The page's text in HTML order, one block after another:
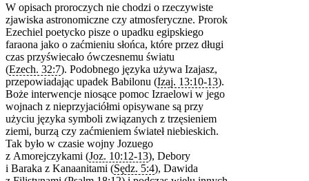
W opisach proroczych nie chodzi o rzeczywiste
zjawiska astronomiczne czy atmosferyczne. Prorok
Ezechiel poetycko pisze o upadku egipskiego
faraona jako o zaćmieniu słońca, które przez długi
czas przyświecało ówczesnemu światu
(Ezech. 32:7). Podobnego języka używa Izajasz,
przepowiadając upadek Babilonu (Izaj. 13:10‑13).
Boże interwencje niosące pomoc Izraelowi w jego
wojnach z nieprzyjaciółmi opisywane są przy
użyciu języka symboli związanych z trzęsieniem
ziemi, burzą czy zaćmieniem świateł niebieskich.
Tak było w czasie wojny Jozuego
z Amorejczykami (Joz. 10:12‑13), Debory
i Baraka z Kanaanitami (Sędz. 5:4), Dawida